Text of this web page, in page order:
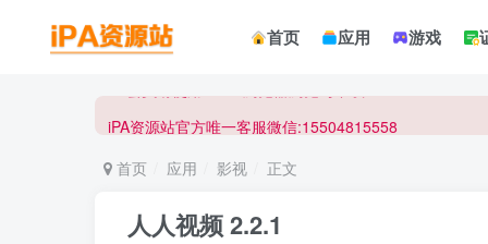
首页 应用 游戏
iPA资源站官方唯一客服微信:15504815558
iPA资源站官方唯一客服微信:15504815558
首页 应用 影视 正文
人人视频 2.2.1